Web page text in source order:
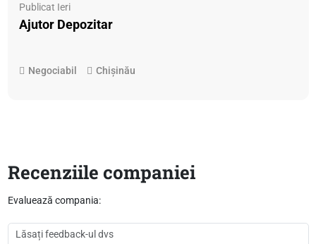
Publicat Ieri
Ajutor Depozitar
Negociabil Chișinău
Recenziile companiei
Evaluează compania: